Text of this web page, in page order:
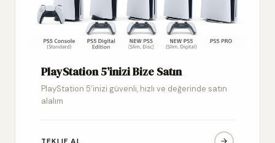
PlayStation 5’inizi Bize Satın
PlayStation 5’inizi güvenli, hızlı ve değerinde satın
alalım